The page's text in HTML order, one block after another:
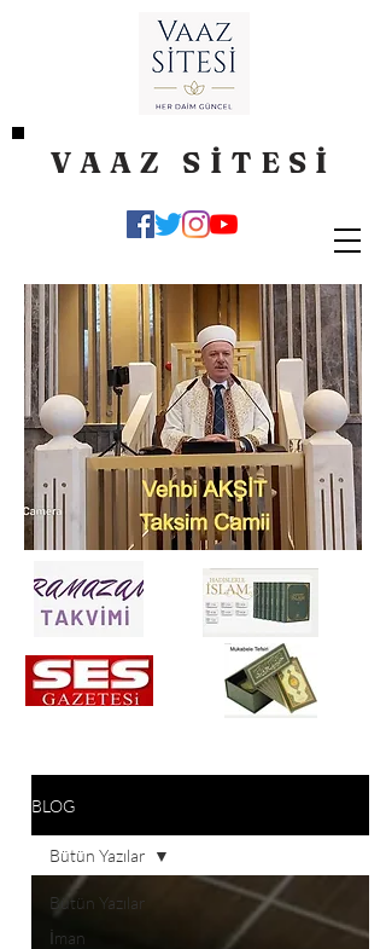
VAAZ SİTESİ
BLOG
Bütün Yazılar
İman
Bütün Yazılar